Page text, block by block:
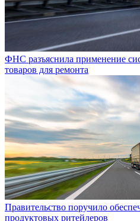
ФНС разъяснила применение
товаров для ремонта
Правительство поручило
продуктовых ритейлеров